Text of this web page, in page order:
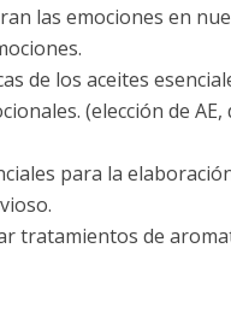
las emociones en
de los aceites
(elección de
para la
tratamientos de